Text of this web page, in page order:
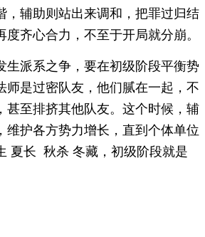
，辅助则站出来调和，把罪过归结
度齐心合力，不至于开局就分崩。
生派系之争，要在初级阶段平衡势
师是过密队友，他们腻在一起，不
甚至排挤其他队友。这个时候，辅
维护各方势力增长，直到个体单位
夏长  秋杀 冬藏，初级阶段就是